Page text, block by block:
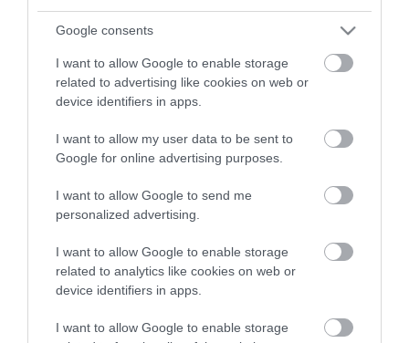
Google consents
I want to allow Google to enable storage
related to advertising like cookies on web or
device identifiers in apps.
I want to allow my user data to be sent to
Google for online advertising purposes.
I want to allow Google to send me
personalized advertising.
I want to allow Google to enable storage
related to analytics like cookies on web or
device identifiers in apps.
I want to allow Google to enable storage
ma.hu legfrissebb hírei:
Vitézy Dávid: 2,3 milliárd forint került vissza az államhoz
egy útdíjrendszeres ügylet felülvizsgálata után
Saját életét is kockára tette a magyar erdész, hogy
megállítsa a tüzet
Második világháborús MG-42 géppuskát emeltek ki a
Dunából - a rendőrség lefoglalta
keretszerződését
Megérkezett az eső a Duna vízgyűjtőjére
Újabb két gyanúsítottat fogtak el a 600 milliós
ingatlanmaffia ügyében
Vizes Eb - Megvan az első magyar arany, a nyíltvízi úszó